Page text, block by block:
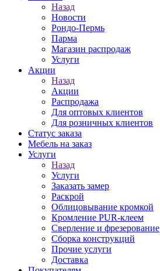
Назад
Новости
Рондо-Пермь
Парма
Магазин распродаж
Услуги
Акции
Назад
Акции
Распродажа
Для оптовых клиентов
Для розничных клиентов
Статус заказа
Мебель на заказ
Услуги
Назад
Услуги
Заказать замер
Раскрой
Облицовывание кромкой
Кромление PUR-клеем
Сверление и фрезерование
Сборка конструкций
Прочие услуги
Доставка